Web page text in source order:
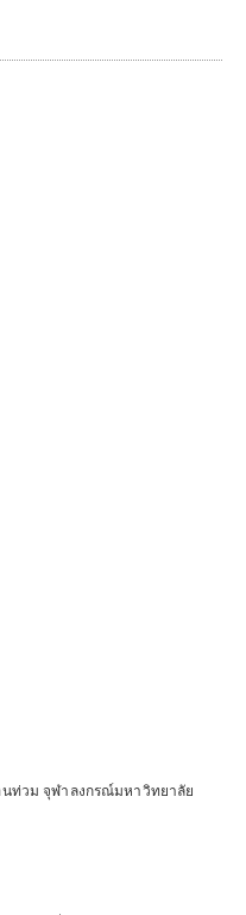
ท่วม จุฬาลงกรณ์มหาวิทยาลัย